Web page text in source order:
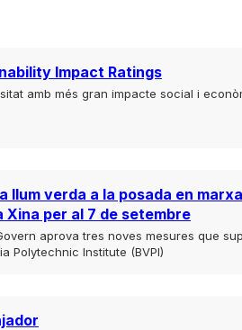
Impact Ratings
amb més gran impacte social i
llum verda a la posada en
Xina per al 7 de setembre
aprova tres noves mesures que
Polytechnic Institute (BVPI)